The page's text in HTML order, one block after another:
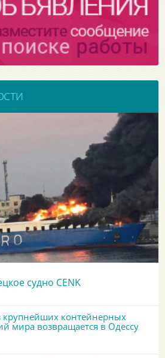
судно CENK
крупнейших контейнерных
мира возвращается в Одессу